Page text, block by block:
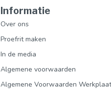
Informatie
Over ons
Proefrit maken
In de media
Algemene voorwaarden
Algemene Voorwaarden